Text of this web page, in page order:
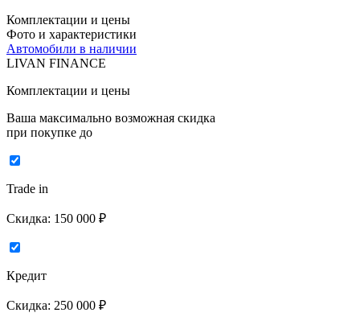
Комплектации и цены
Фото и характеристики
Автомобили в наличии
LIVAN FINANCE
Комплектации и цены
Ваша максимально возможная скидка
при покупке до
Trade in
Скидка: 150 000 ₽
Кредит
Скидка: 250 000 ₽